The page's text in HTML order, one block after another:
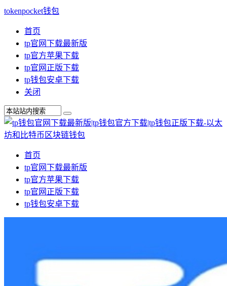
tokenpocket钱包
首页
tp官网下载最新版
tp官方苹果下载
tp官网正版下载
tp钱包安卓下载
关闭
首页
tp官网下载最新版
tp官方苹果下载
tp官网正版下载
tp钱包安卓下载